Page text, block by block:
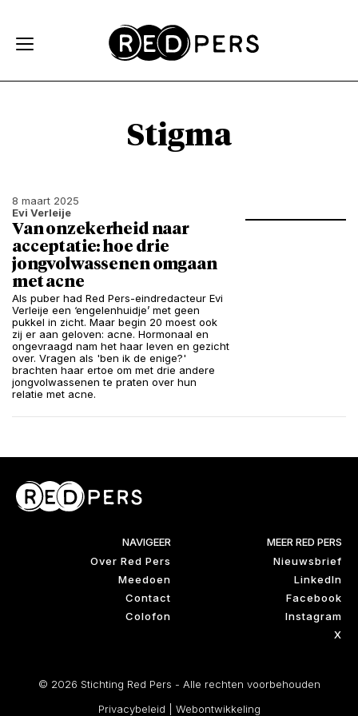
Stigma
8 maart 2025
Evi Verleije
Van onzekerheid naar
acceptatie: hoe drie
jongvolwassenen omgaan
met acne
Als puber had Red Pers-eindredacteur Evi
Verleije een ‘engelenhuidje’ met geen
pukkel in zicht. Maar begin 20 moest ook
zij er aan geloven: acne. Hormonaal en
ongevraagd nam het haar leven en gezicht
over. Vragen als 'ben ik de enige?'
brachten haar ertoe om met drie andere
jongvolwassenen te praten over hun
relatie met acne.
NAVIGEER
Over Red Pers
Meedoen
Contact
Colofon
MEER RED PERS
Nieuwsbrief
LinkedIn
Facebook
Instagram
X
© 2026 Stichting Red Pers - Alle rechten voorbehouden
Privacybeleid
Webontwikkeling